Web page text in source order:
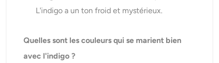
L'indigo a un ton froid et mystérieux.
Quelles sont les couleurs qui se marient bien
avec l'indigo ?